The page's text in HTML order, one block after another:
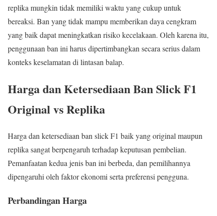
replika mungkin tidak memiliki waktu yang cukup untuk
bereaksi. Ban yang tidak mampu memberikan daya cengkram
yang baik dapat meningkatkan risiko kecelakaan. Oleh karena itu,
penggunaan ban ini harus dipertimbangkan secara serius dalam
konteks keselamatan di lintasan balap.
Harga dan Ketersediaan Ban Slick F1
Original vs Replika
Harga dan ketersediaan ban slick F1 baik yang original maupun
replika sangat berpengaruh terhadap keputusan pembelian.
Pemanfaatan kedua jenis ban ini berbeda, dan pemilihannya
dipengaruhi oleh faktor ekonomi serta preferensi pengguna.
Perbandingan Harga